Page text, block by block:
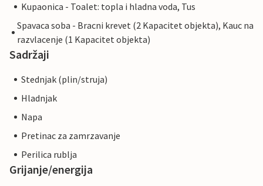
Kupaonica - Toalet: topla i hladna voda, Tus
Spavaca soba - Bracni krevet (2 Kapacitet objekta), Kauc na
razvlacenje (1 Kapacitet objekta)
Sadržaji
Stednjak (plin/struja)
Hladnjak
Napa
Pretinac za zamrzavanje
Perilica rublja
Grijanje/energija